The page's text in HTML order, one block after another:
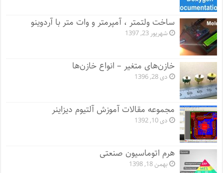
ساخت ولتمتر ، آمپرمتر و وات متر با آردوینو
شهریور 23, 1397
خازن‌های متغیر – انواع خازن‌ها
دی 28, 1396
مجموعه مقالات آموزش آلتیوم دیزاینر
دی 10, 1392
هرم اتوماسیون صنعتی
بهمن 18, 1398